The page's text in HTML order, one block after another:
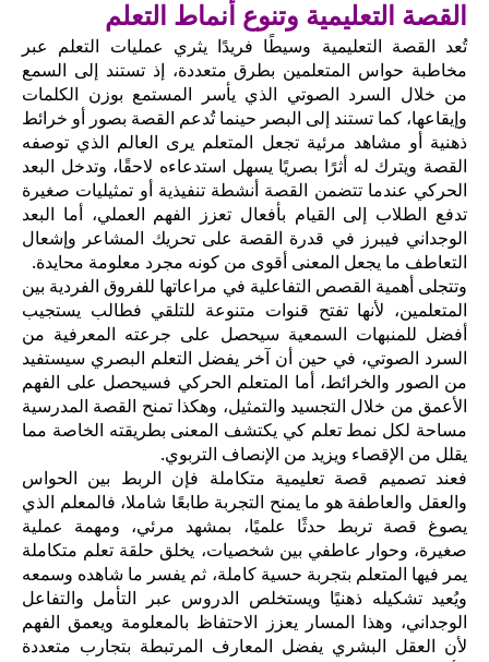
القصة التعليمية وتنوع أنماط التعلم
تُعد القصة التعليمية وسيطًا فريدًا يثري عمليات التعلم عبر
مخاطبة حواس المتعلمين بطرق متعددة، إذ تستند إلى السمع
من خلال السرد الصوتي الذي يأسر المستمع بوزن الكلمات
وإيقاعها، كما تستند إلى البصر حينما تُدعم القصة بصور أو خرائط
ذهنية أو مشاهد مرئية تجعل المتعلم يرى العالم الذي توصفه
القصة ويترك له أثرًا بصريًا يسهل استدعاءه لاحقًا، وتدخل البعد
الحركي عندما تتضمن القصة أنشطة تنفيذية أو تمثيليات صغيرة
تدفع الطلاب إلى القيام بأفعال تعزز الفهم العملي، أما البعد
الوجداني فيبرز في قدرة القصة على تحريك المشاعر وإشعال
التعاطف ما يجعل المعنى أقوى من كونه مجرد معلومة محايدة.
وتتجلى أهمية القصص التفاعلية في مراعاتها للفروق الفردية بين
المتعلمين، لأنها تفتح قنوات متنوعة للتلقي فطالب يستجيب
أفضل للمنبهات السمعية سيحصل على جرعته المعرفية من
السرد الصوتي، في حين أن آخر يفضل التعلم البصري سيستفيد
من الصور والخرائط، أما المتعلم الحركي فسيحصل على الفهم
الأعمق من خلال التجسيد والتمثيل، وهكذا تمنح القصة المدرسية
مساحة لكل نمط تعلم كي يكتشف المعنى بطريقته الخاصة مما
يقلل من الإقصاء ويزيد من الإنصاف التربوي.
فعند تصميم قصة تعليمية متكاملة فإن الربط بين الحواس
والعقل والعاطفة هو ما يمنح التجربة طابعًا شاملا، فالمعلم الذي
يصوغ قصة تربط حدثًا علميًا، بمشهد مرئي، ومهمة عملية
صغيرة، وحوار عاطفي بين شخصيات، يخلق حلقة تعلم متكاملة
يمر فيها المتعلم بتجربة حسية كاملة، ثم يفسر ما شاهده وسمعه
ويُعيد تشكيله ذهنيًا ويستخلص الدروس عبر التأمل والتفاعل
الوجداني، وهذا المسار يعزز الاحتفاظ بالمعلومة ويعمق الفهم
لأن العقل البشري يفضل المعارف المرتبطة بتجارب متعددة